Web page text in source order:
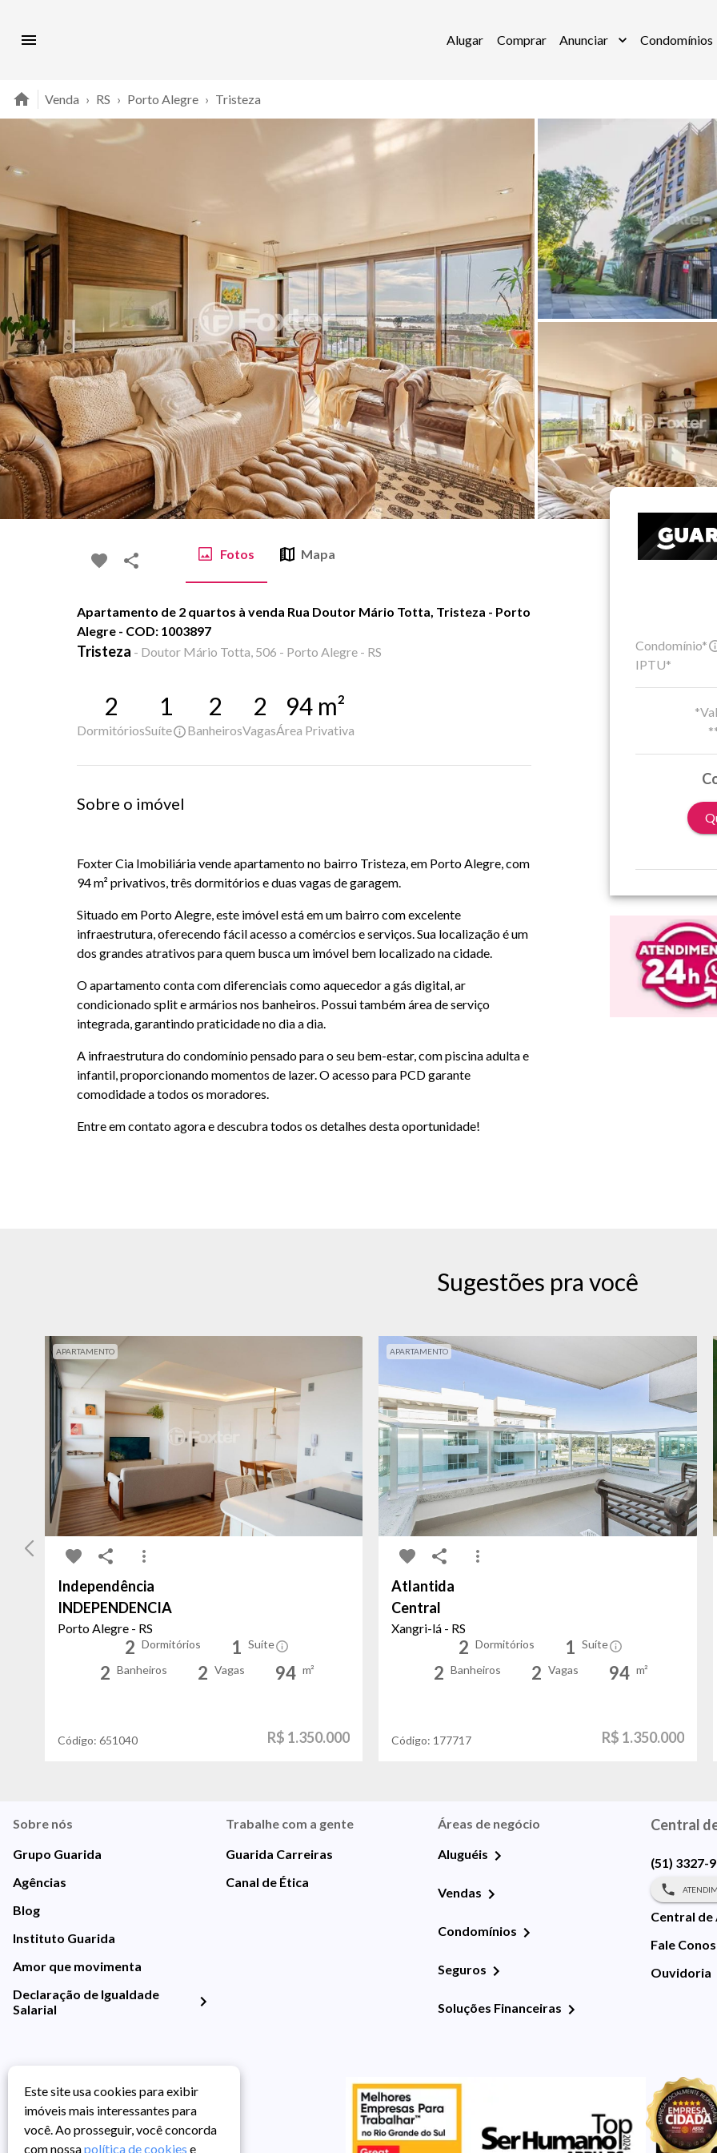
Alugar Comprar Anunciar Condomínios
Venda › RS › Porto Alegre › Tristeza
Fotos Mapa
Apartamento de 2 quartos à venda Rua Doutor Mário Totta, Tristeza - Porto
Alegre - COD: 1003897
Tristeza - Doutor Mário Totta, 506 - Porto Alegre - RS
2
Dormitórios
1
Suíte
2
Banheiros
2
Vagas
94 m²
Área Privativa
Sobre o imóvel
Foxter Cia Imobiliária vende apartamento no bairro Tristeza, em Porto Alegre, com
94 m² privativos, três dormitórios e duas vagas de garagem.
Situado em Porto Alegre, este imóvel está em um bairro com excelente
infraestrutura, oferecendo fácil acesso a comércios e serviços. Sua localização é um
dos grandes atrativos para quem busca um imóvel bem localizado na cidade.
O apartamento conta com diferenciais como aquecedor a gás digital, ar
condicionado split e armários nos banheiros. Possui também área de serviço
integrada, garantindo praticidade no dia a dia.
A infraestrutura do condomínio pensado para o seu bem-estar, com piscina adulta e
infantil, proporcionando momentos de lazer. O acesso para PCD garante
comodidade a todos os moradores.
Entre em contato agora e descubra todos os detalhes desta oportunidade!
Condomínio*
IPTU*
Sugestões pra você
APARTAMENTO
Independência
INDEPENDENCIA
Porto Alegre - RS
2 Dormitórios 1 Suíte
2 Banheiros 2 Vagas 94 m²
Código: 651040 R$ 1.350.000
APARTAMENTO
Atlantida
Central
Xangri-lá - RS
2 Dormitórios 1 Suíte
2 Banheiros 2 Vagas 94 m²
Código: 177717 R$ 1.350.000
Sobre nós
Grupo Guarida
Agências
Blog
Instituto Guarida
Amor que movimenta
Declaração de Igualdade
Salarial
Trabalhe com a gente
Guarida Carreiras
Canal de Ética
Áreas de negócio
Aluguéis
Vendas
Condomínios
Seguros
Soluções Financeiras
Central
(51) 3327-
Central de
Fale
Ouvidoria
Este site usa cookies para exibir
imóveis mais interessantes para
você. Ao prosseguir, você concorda
com nossapolítica de cookies e